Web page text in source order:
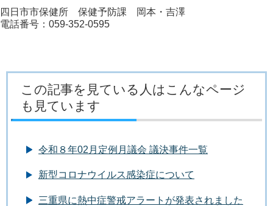
四日市市保健所 保健予防課 岡本・吉澤
電話番号：059-352-0595
この記事を見ている人はこんなページ
も見ています
令和８年02月定例月議会 議決事件一覧
新型コロナウイルス感染症について
三重県に熱中症警戒アラートが発表されました